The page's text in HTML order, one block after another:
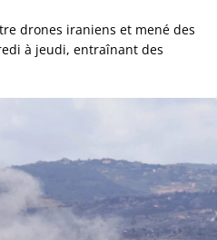
drones iraniens et mené des
à jeudi, entraînant des